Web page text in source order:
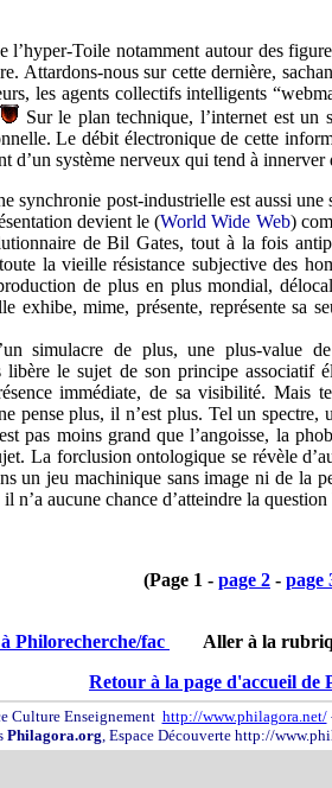
Toile notamment autour des
Attardons-nous sur cette dernière,
les agents collectifs intelligents
Sur le plan technique, l’internet est
Le débit électronique de cette
d’un système nerveux qui tend à
synchronie post-industrielle est aussi
devient le (World Wide Web)
de Bil Gates, tout à la fois
la vieille résistance subjective des
de plus en plus mondial,
exhibe, mime, présente, représente sa
simulacre de plus, une plus-value
libère le sujet de son principe
immédiate, de sa visibilité.
pense plus, il n’est plus. Tel un
pas moins grand que l’angoisse, la
La forclusion ontologique se révèle
un jeu machinique sans image ni de la
n’a aucune chance d’atteindre la
(Page 1 - page 2 - page
Philorecherche/fac Aller à la
Retour à la page d'accueil de
Culture Enseignement http://www.philagora.net/
Philagora.org, Espace Découverte http://